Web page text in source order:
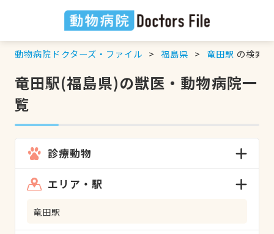
動物病院ドクターズ・ファイル 福島県 竜田駅 の検索
竜田駅(福島県)の獣医・動物病院一
覧
診療動物
エリア・駅
竜田駅